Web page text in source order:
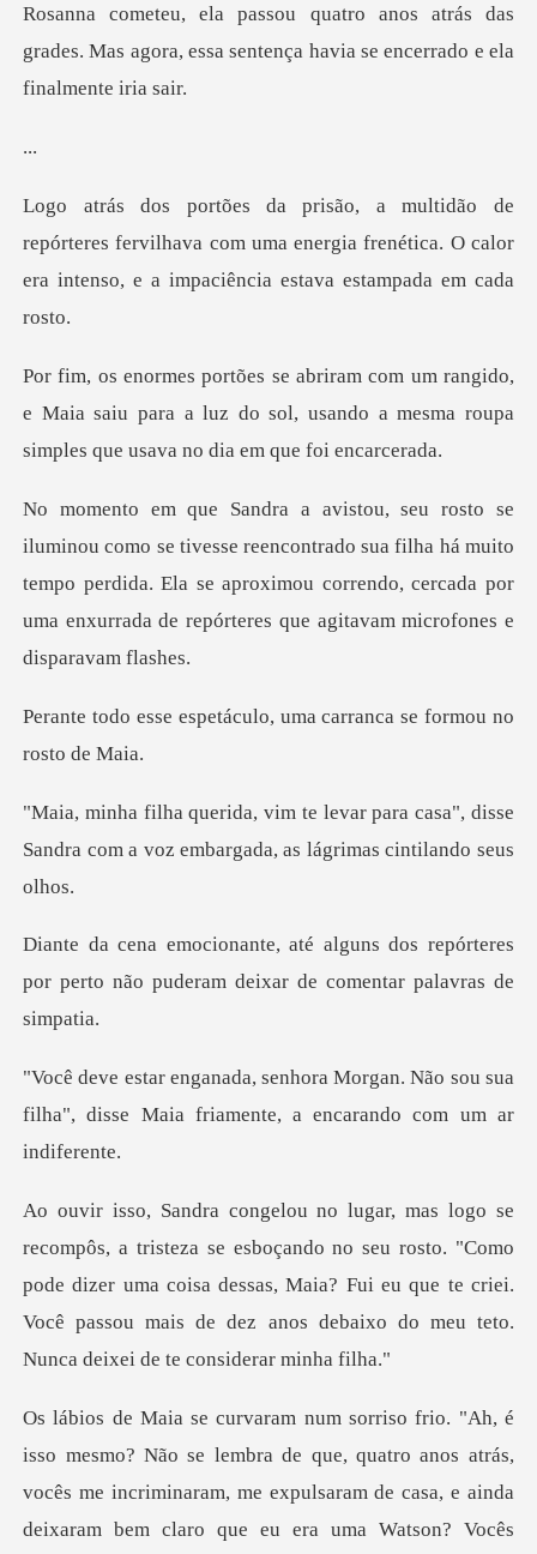
Rosanna cometeu, ela passou quatro anos atrás das
g
.
res fervilhava com uma energia frenética. O calor
era i
o,
e Maia saiu para a luz do sol, usando a mesma rou
contrado sua filha há muito
tempo perdida. Ela se aproximou correndo, cercada
áculo, uma carranca se
para casa", disse
Sandra com a voz emba
dos repórteres
por perto não puderam de
n. Não sou sua
filha", disse Maia friame
o no seu rosto. "Como
pode dizer uma coisa dessas, Maia? Fui eu que te criei.
Você pa
cês me incriminaram, me expulsaram de casa, e ainda
deixaram bem claro que eu era uma Watson? Vocês